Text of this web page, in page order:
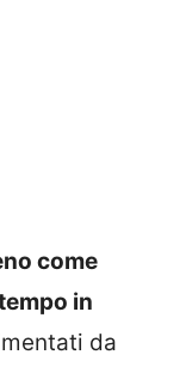
come
in
da